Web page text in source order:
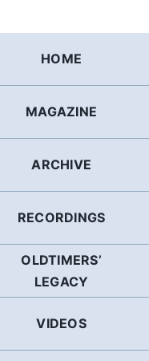
HOME
MAGAZINE
ARCHIVE
RECORDINGS
OLDTIMERS’
LEGACY
VIDEOS